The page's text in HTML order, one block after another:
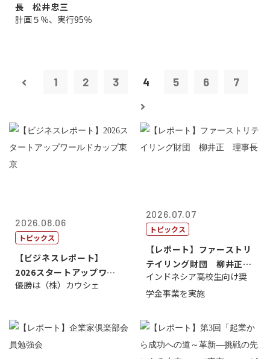
長 松井忠三
計画５％、実行95％
1 2 3 4 5 6 7
2026.08.06
トピックス
【ビジネスレポート】
2026スタートアップワー
ルドカップ東京
優勝は（株）カウシェ
2026.07.07
トピックス
【レポート】ファーストリ
テイリング財団 柳井正
理事長
インドネシア高校生向け奨
学金事業を実施